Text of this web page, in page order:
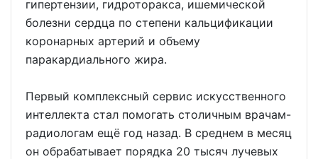
гипертензии, гидроторакса, ишемической
болезни сердца по степени кальцификации
коронарных артерий и объему
паракардиального жира.
Первый комплексный сервис искусственного
интеллекта стал помогать столичным врачам-
радиологам ещё год назад. В среднем в месяц
он обрабатывает порядка 20 тысяч лучевых